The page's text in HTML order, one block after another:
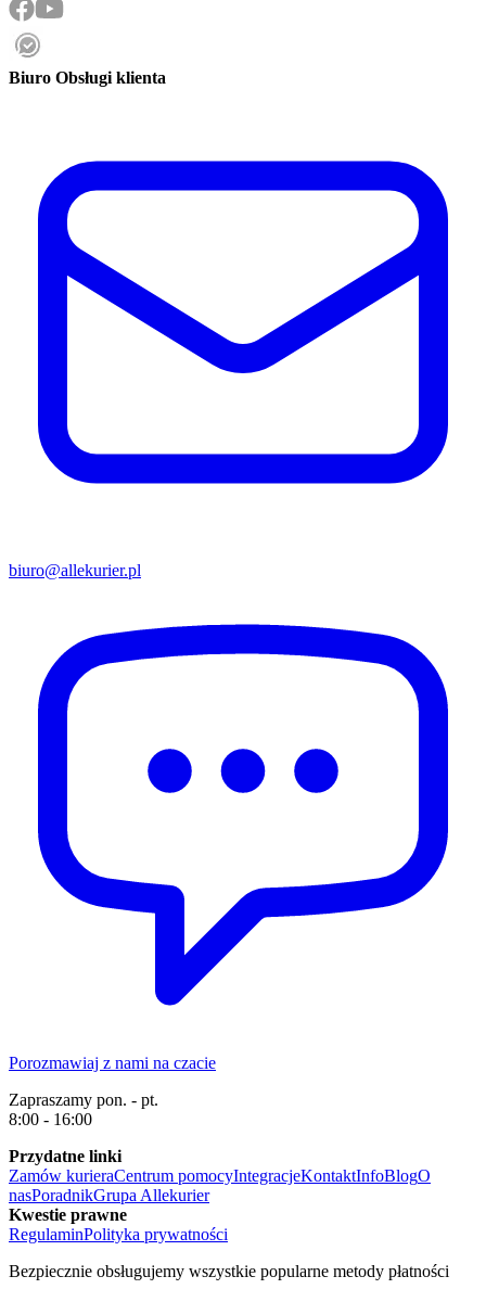
Biuro Obsługi klienta
biuro@allekurier.pl
Porozmawiaj z nami na czacie
Zapraszamy pon. - pt.
8:00 - 16:00
Przydatne linki
Zamów kurieraCentrum pomocyIntegracjeKontaktInfoBlogO
nasPoradnikGrupa Allekurier
Kwestie prawne
RegulaminPolityka prywatności
Bezpiecznie obsługujemy wszystkie popularne metody płatności